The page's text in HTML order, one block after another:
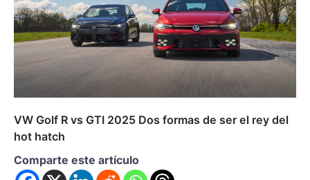
VW Golf R vs GTI 2025 Dos formas de ser el rey del
hot hatch
Comparte este artículo